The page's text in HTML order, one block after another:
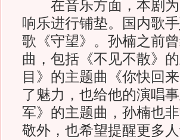
在音乐方面，本剧为
响乐进行铺垫。国内歌手
歌《守望》。孙楠之前
曲，包括《不见不散》
目》的主题曲《你快回
了魅力，也给他的演唱
军》的主题曲，孙楠也
敬外，也希望提醒更多